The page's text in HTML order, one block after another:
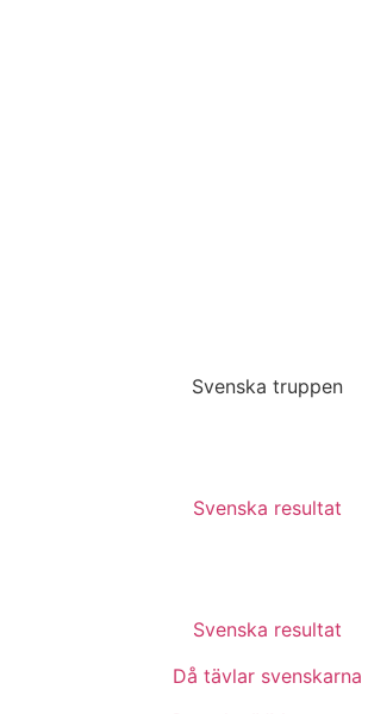
Svenska truppen
Svenska resultat
Svenska resultat
Då tävlar svenskarna